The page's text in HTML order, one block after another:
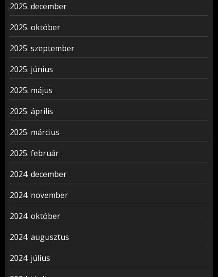
2025. december
2025. október
2025. szeptember
2025. június
2025. május
2025. április
2025. március
2025. február
2024. december
2024. november
2024. október
2024. augusztus
2024. július